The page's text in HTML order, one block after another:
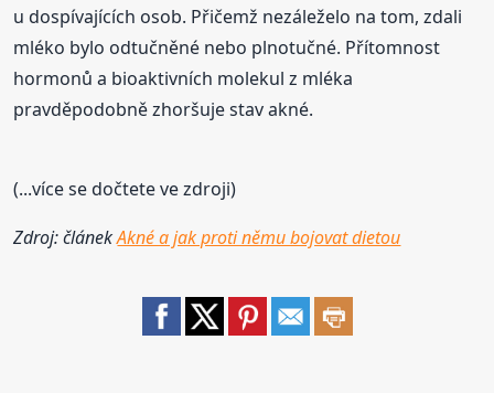
u dospívajících osob. Přičemž nezáleželo na tom, zdali
mléko bylo odtučněné nebo plnotučné. Přítomnost
hormonů a bioaktivních molekul z mléka
pravděpodobně zhoršuje stav akné.
(...více se dočtete ve zdroji)
Zdroj: článekAkné a jak proti němu bojovat dietou